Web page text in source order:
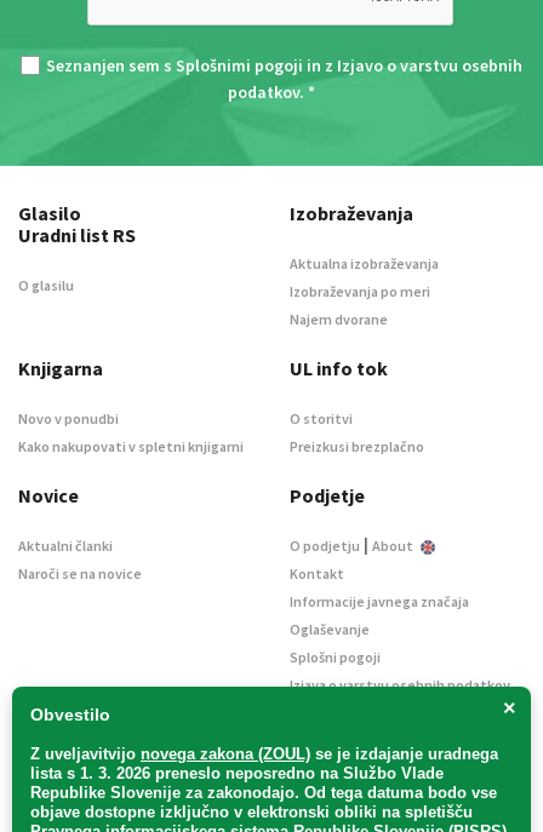
Seznanjen sem s Splošnimi pogoji in z Izjavo o varstvu osebnih
podatkov. *
×
Obvestilo
Z uveljavitvijo novega zakona (ZOUL) se je izdajanje uradnega
lista s 1. 3. 2026 preneslo neposredno na Službo Vlade
Republike Slovenije za zakonodajo. Od tega datuma bodo vse
objave dostopne izključno v elektronski obliki na spletišču
Glasilo
Uradni list RS
O glasilu
Izobraževanja
Aktualna izobraževanja
Izobraževanja po meri
Najem dvorane
Knjigarna
Novo v ponudbi
Kako nakupovati v spletni knjigarni
UL info tok
O storitvi
Preizkusi brezplačno
Novice
Aktualni članki
Naroči se na novice
Podjetje
O podjetju | About
Kontakt
Informacije javnega značaja
Oglaševanje
Splošni pogoji
Izjava o varstvu osebnih podatkov